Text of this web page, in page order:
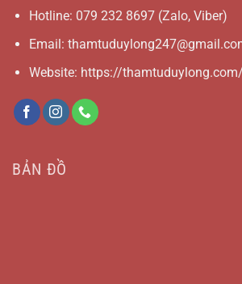
Hotline: 079 232 8697(Zalo, Viber)
Email:
Website: https://thamtuduylong.com/
BẢN ĐỒ